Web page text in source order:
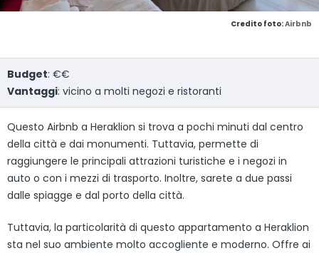
Credito foto:Airbnb
Budget: €€
Vantaggi: vicino a molti negozi e ristoranti
Questo Airbnb a Heraklion si trova a pochi minuti dal centro
della città e dai monumenti. Tuttavia, permette di
raggiungere le principali attrazioni turistiche e i negozi in
auto o con i mezzi di trasporto. Inoltre, sarete a due passi
dalle spiagge e dal porto della città.
Tuttavia, la particolarità di questo appartamento a Heraklion
sta nel suo ambiente molto accogliente e moderno. Offre ai